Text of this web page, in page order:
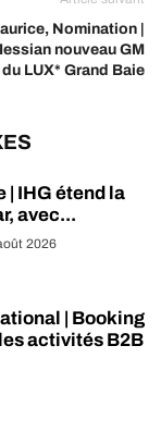
Nomination |
nouveau GM
du LUX* Grand Baie
| IHG étend la
avec...
2026
| Booking
activités B2B